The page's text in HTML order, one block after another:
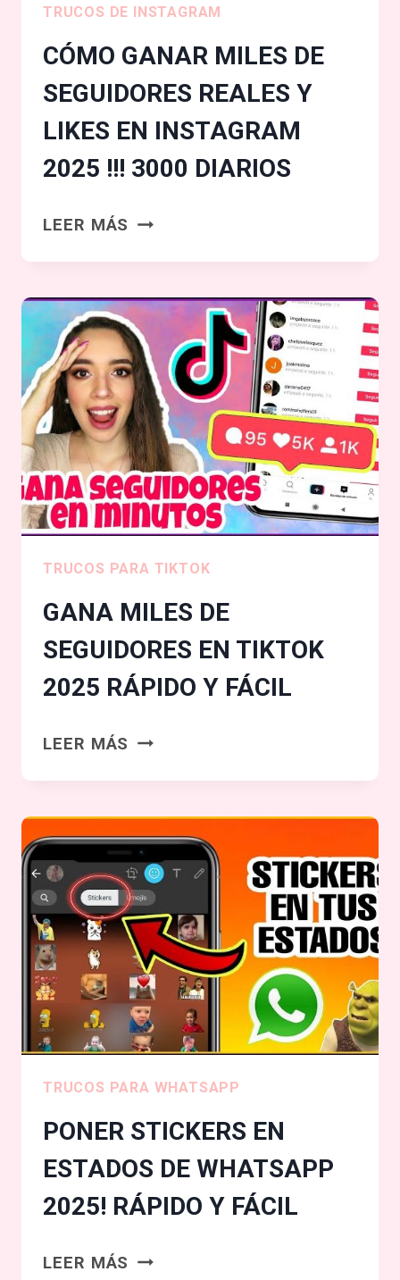
TRUCOS DE INSTAGRAM
CÓMO GANAR MILES DE
SEGUIDORES REALES Y
LIKES EN INSTAGRAM
2025 !!! 3000 DIARIOS
LEER MÁS CÓMO
DE
SEGUIDORES
REALES
Y
LIKES
EN
INSTAGRAM
2025
!!!
3000
TRUCOS PARA TIKTOK
GANA MILES DE
SEGUIDORES EN TIKTOK
2025 RÁPIDO Y FÁCIL
LEER MÁS GANA
SEGUIDORES
EN
TIKTOK
2025
RÁPIDO
Y
FÁCIL
TRUCOS PARA WHATSAPP
PONER STICKERS EN
ESTADOS DE WHATSAPP
2025! RÁPIDO Y FÁCIL
LEER MÁS PONER